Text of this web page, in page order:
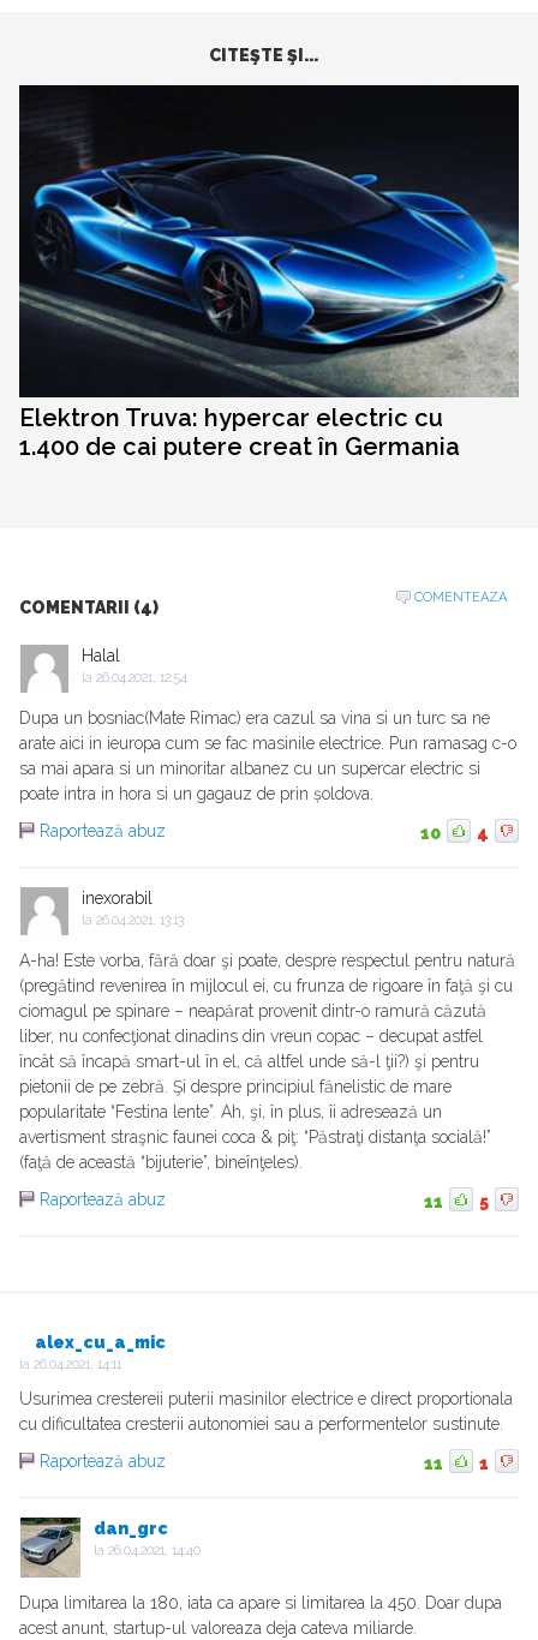
CITEŞTE ŞI...
Elektron Truva: hypercar electric cu
1.400 de cai putere creat în Germania
COMENTARII (4)
COMENTEAZA
Halal
la 26.04.2021, 12:54
Dupa un bosniac(Mate Rimac) era cazul sa vina si un turc sa ne
arate aici in ieuropa cum se fac masinile electrice. Pun ramasag c-o
sa mai apara si un minoritar albanez cu un supercar electric si
poate intra in hora si un gagauz de prin șoldova.
Raportează abuz
10 4
inexorabil
la 26.04.2021, 13:13
A-ha! Este vorba, fără doar şi poate, despre respectul pentru natură
(pregătind revenirea în mijlocul ei, cu frunza de rigoare în faţă şi cu
ciomagul pe spinare – neapărat provenit dintr-o ramură căzută
liber, nu confecţionat dinadins din vreun copac – decupat astfel
încât să încapă smart-ul în el, că altfel unde să-l ţii?) şi pentru
pietonii de pe zebră. Şi despre principiul fănelistic de mare
popularitate “Festina lente”. Ah, şi, în plus, îi adresează un
avertisment straşnic faunei coca & piţ: “Păstraţi distanţa socială!”
(faţă de această “bijuterie”, bineînţeles).
Raportează abuz
11 5
alex_cu_a_mic
la 26.04.2021, 14:11
Usurimea crestereii puterii masinilor electrice e direct proportionala
cu dificultatea cresterii autonomiei sau a performentelor sustinute.
Raportează abuz
11 1
dan_grc
la 26.04.2021, 14:40
Dupa limitarea la 180, iata ca apare si limitarea la 450. Doar dupa
acest anunt, startup-ul valoreaza deja cateva miliarde.